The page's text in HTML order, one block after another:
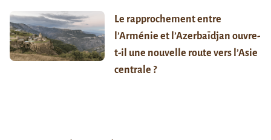
Le rapprochement entre
l’Arménie et l’Azerbaïdjan ouvre-
t-il une nouvelle route vers l’Asie
centrale ?